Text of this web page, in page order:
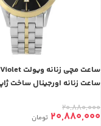
ساعت زنانه اورجینال ساخت
دو رنگ طلایی صفحه مشکی
20,880,000
20,880,000 تومان